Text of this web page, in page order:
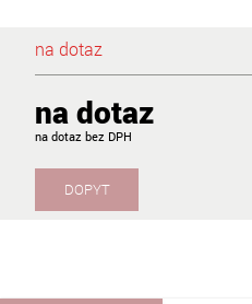
na dotaz
na dotaz
na dotaz
DOPYT